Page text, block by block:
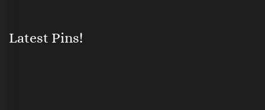
Latest Pins!